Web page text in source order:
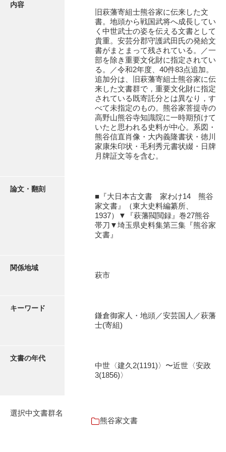
池田邦夫所蔵文書
石井丈若撮影写真
石田家文書（徳山市）
石田家文書（山口市）
市川家文書(千葉県)
厳島神社祭礼堅田中組水上会講文書
伊藤家文書（須佐町）
井上家文書（大和町）
内容
旧萩藩寄組士熊谷家に伝来した文
書。地頭から戦国武将へ成長してい
く中世武士の姿を伝える文書として
貴重。安芸分郡守護武田氏の発給文
書がまとまって残されている。／一
部を除き重要文化財に指定されてい
る。／令和2年度、40件83点追加。
追加分は、旧萩藩寄組士熊谷家に伝
来した文書群で，重要文化財に指定
されている既寄託分とは異なり，す
べて未指定のもの。熊谷家菩提寺の
高野山熊谷寺知識院に一時期預けて
いたと思われる史料が中心。系図・
熊谷信直肖像・大内義隆書状・徳川
家康朱印状・毛利秀元書状綴・日牌
月牌証文等を含む。
論文・翻刻
■『大日本古文書 家わけ14 熊谷
家文書』（東大史料編纂所、
1937）▼『萩藩閥閲録』巻27熊谷
帯刀▼埼玉県史料集第三集『熊谷家
文書』
関係地域
萩市
キーワード
鎌倉御家人・地頭／安芸国人／萩藩
士(寄組)
文書の年代
中世〈建久2(1191)〉〜近世〈安政
3(1856)〉
選択中文書群名
熊谷家文書